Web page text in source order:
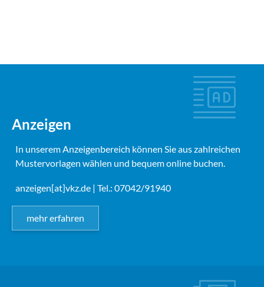
Anzeigen
In unserem Anzeigenbereich können Sie aus zahlreichen
Mustervorlagen wählen und bequem online buchen.
anzeigen[at]vkz.de | Tel.: 07042/91940
mehr erfahren